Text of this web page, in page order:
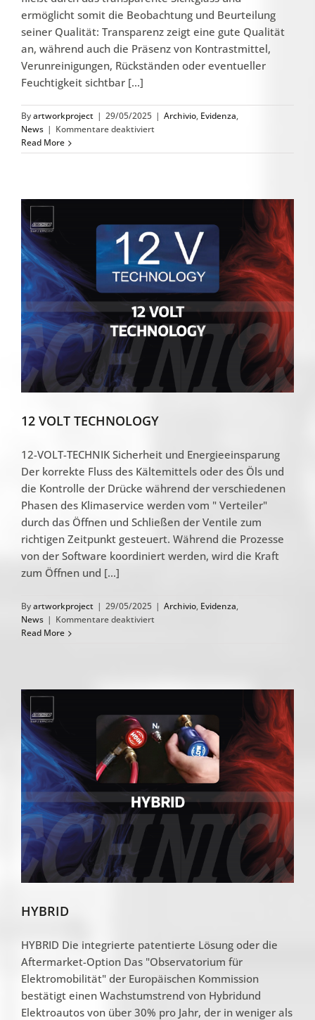
ermöglicht somit die Beobachtung und Beurteilung
seiner Qualität: Transparenz zeigt eine gute Qualität
an, während auch die Präsenz von Kontrastmittel,
Verunreinigungen, Rückständen oder eventueller
Feuchtigkeit sichtbar [...]
Byartworkproject | 29/05/2025 | Archivio, Evidenza,
News | Kommentare deaktiviertfür
DIAGNOSIS
Read More
12 VOLT TECHNOLOGY
12-VOLT-TECHNIK Sicherheit und Energieeinsparung
Der korrekte Fluss des Kältemittels oder des Öls und
die Kontrolle der Drücke während der verschiedenen
Phasen des Klimaservice werden vom " Verteiler"
durch das Öffnen und Schließen der Ventile zum
richtigen Zeitpunkt gesteuert. Während die Prozesse
von der Software koordiniert werden, wird die Kraft
zum Öffnen und [...]
Byartworkproject | 29/05/2025 | Archivio, Evidenza,
News | Kommentare deaktiviert
Read More
HYBRID
HYBRID Die integrierte patentierte Lösung oder die
Aftermarket-Option Das "Observatorium für
Elektromobilität" der Europäischen Kommission
bestätigt einen Wachstumstrend von Hybridund
Elektroautos von über 30% pro Jahr, der in weniger als